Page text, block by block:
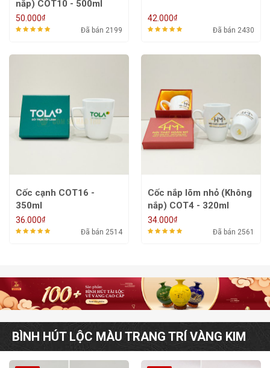
nắp) COT10 - 500ml
50.000₫
Đã bán 2199
42.000₫
Đã bán 2430
Cốc cạnh COT16 -
350ml
36.000₫
Đã bán 2514
Cốc nắp lõm nhỏ (Không
nắp) COT4 - 320ml
34.000₫
Đã bán 2561
BÌNH HÚT LỘC MÀU TRANG TRÍ VÀNG KIM